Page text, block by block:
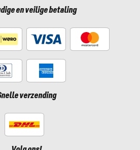
en veilige betaling
verzending